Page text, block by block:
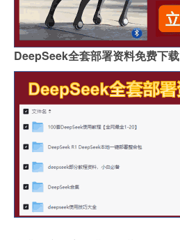
DeepSeek全套部署资料免费下载